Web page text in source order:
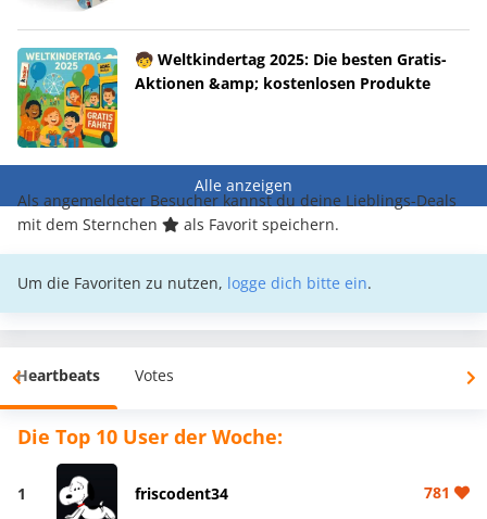
🧒 Weltkindertag 2025: Die besten Gratis-
Aktionen &amp; kostenlosen Produkte
Alle anzeigen
Als angemeldeter Besucher kannst du deine Lieblings-Deals
mit dem Sternchen
als Favorit speichern.
Um die Favoriten zu nutzen, logge dich bitte ein.
Heartbeats Votes
Die Top 10 User der Woche:
1 friscodent34 781